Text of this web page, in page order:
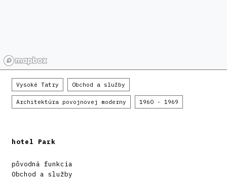
Vysoké Tatry Obchod a služby
Architektúra povojnovej moderny 1960 - 1969
hotel Park
pôvodná funkcia
Obchod a služby